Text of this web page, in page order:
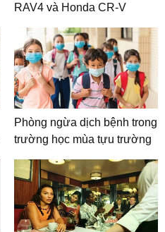
RAV4 và Honda CR-V
Phòng ngừa dịch bệnh trong
trường học mùa tựu trường